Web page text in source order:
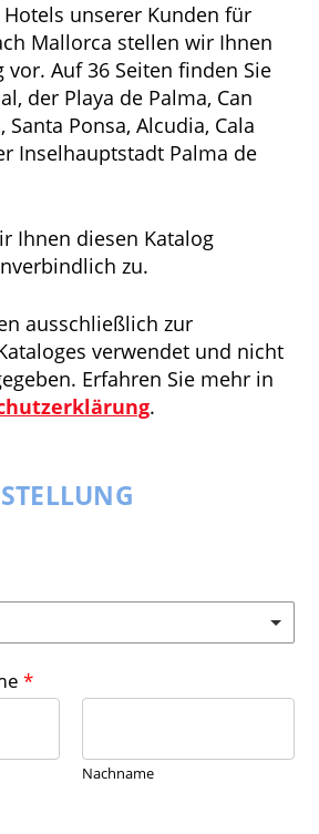
unserer Kunden für
Mallorca stellen wir Ihnen
vor. Auf 36 Seiten finden Sie
der Playa de Palma, Can
Santa Ponsa, Alcudia, Cala
Inselhauptstadt Palma de
Ihnen diesen Katalog
zu.
ausschließlich zur
verwendet und nicht
Erfahren Sie mehr in
.
*
Nachname